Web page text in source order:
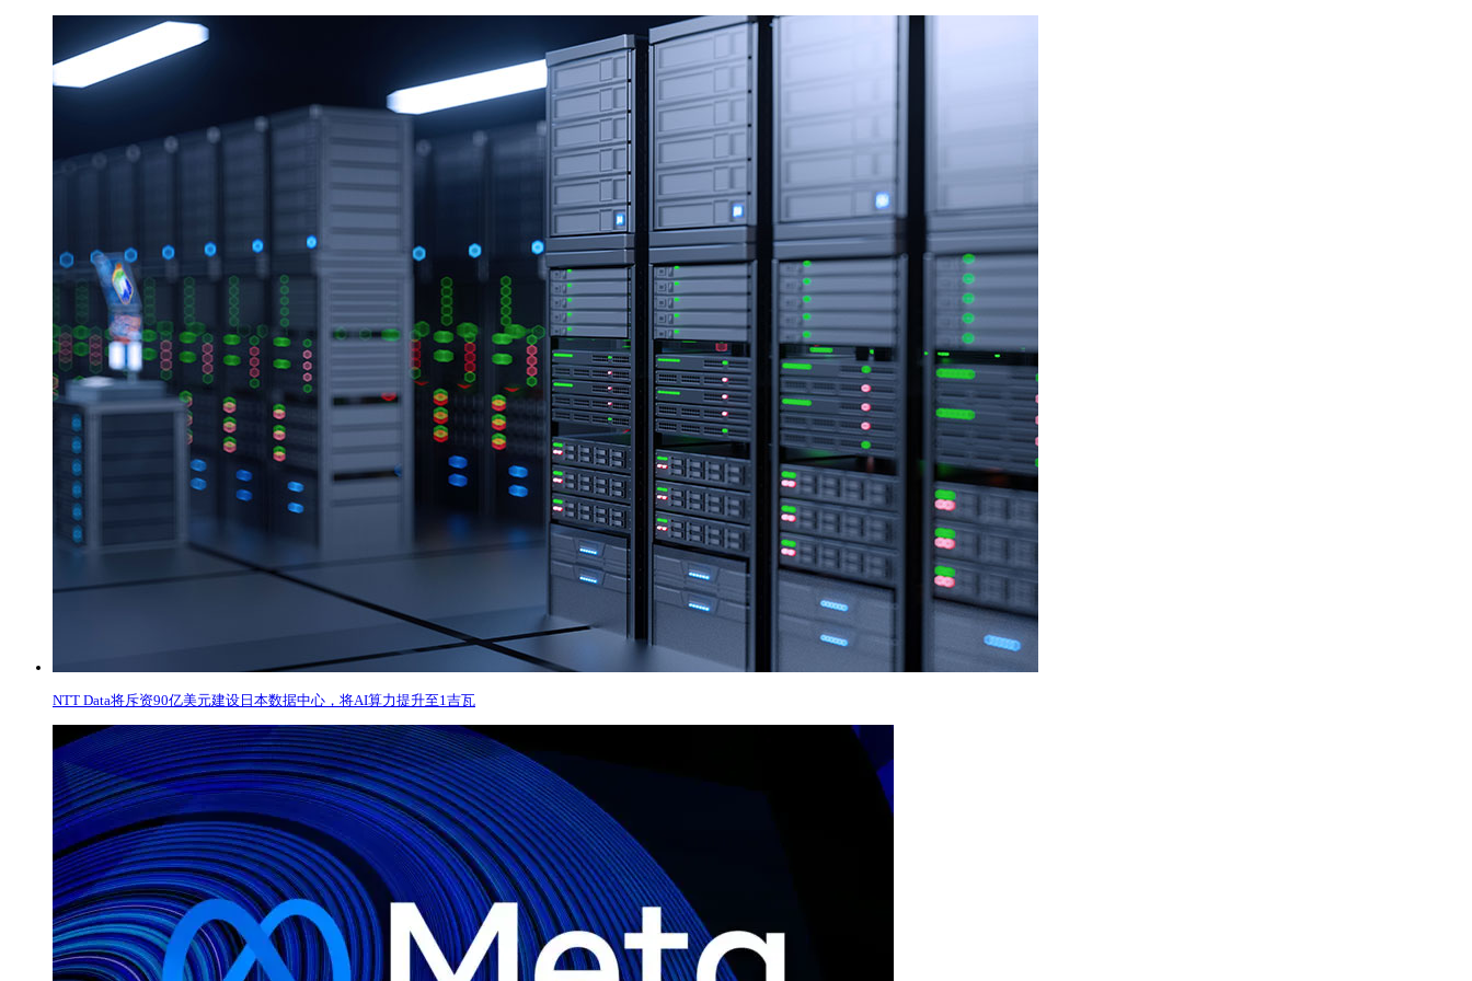
NTT Data将斥资90亿美元建设日本数据中心，将AI算力提升至1吉瓦